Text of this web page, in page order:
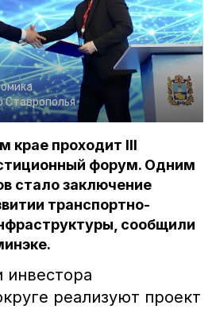
Ставрополья
крае проходит III
форум. Одним
стало заключение
транспортно-
сообщили
инвестора
реализуют проект